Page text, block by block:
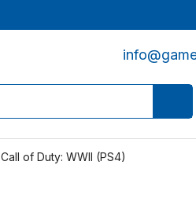
Call of Duty: WWII (PS4)